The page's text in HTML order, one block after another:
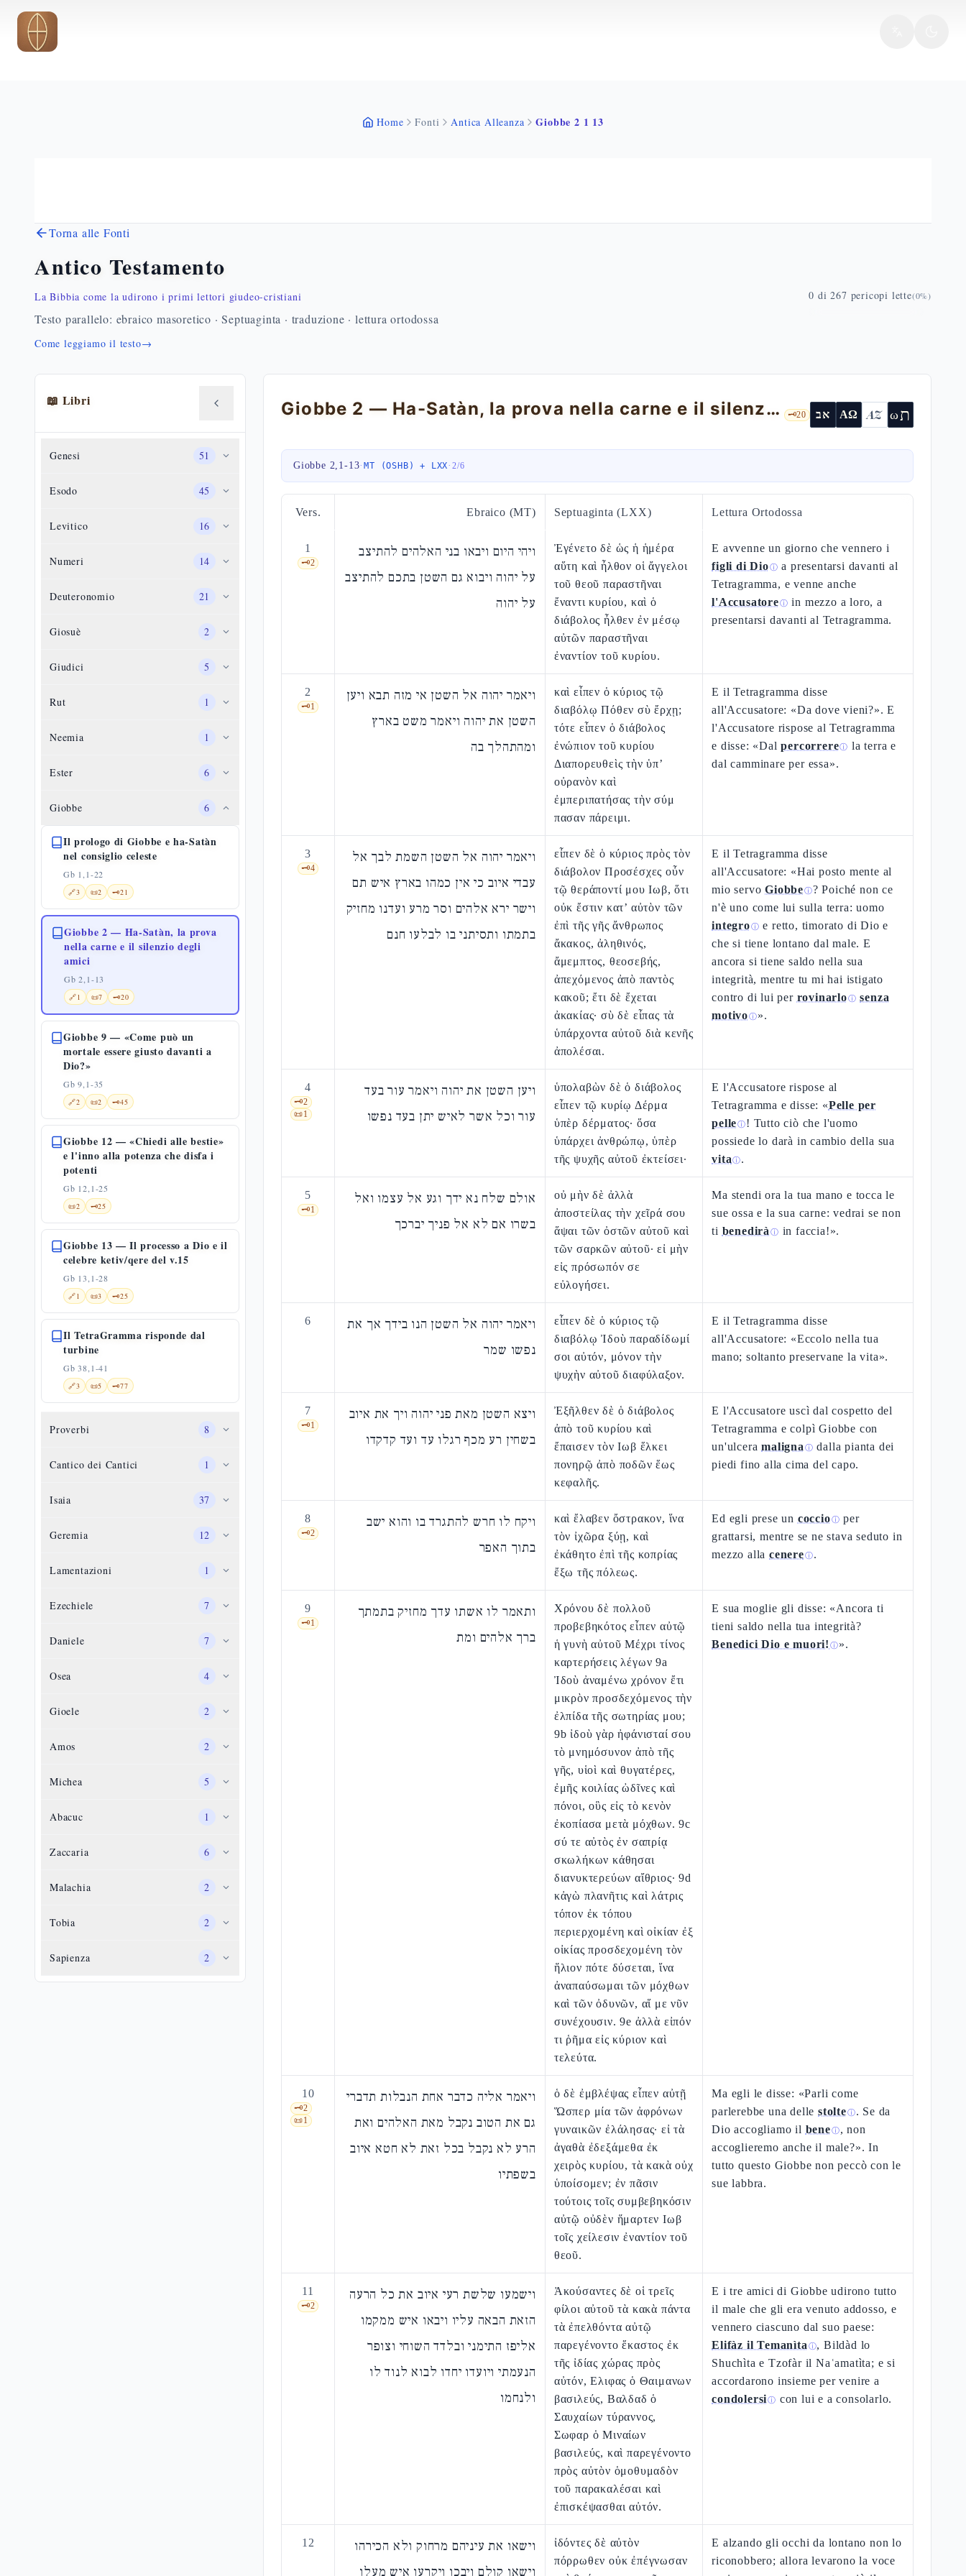
Vai al contenuto principale
Home Fonti Antica Alleanza Giobbe 2 1 13
Torna alle Fonti
Antico Testamento
La Bibbia come la udirono i primi lettori giudeo-cristiani
Testo parallelo: ebraico masoretico · Septuaginta · traduzione · lettura ortodossa
Come leggiamo il testo→
0 di 267 pericopi lette(0%)
📖 Libri
Genesi 51
Esodo 45
Levitico 16
Numeri 14
Deuteronomio 21
Giosuè 2
Giudici 5
Rut 1
Neemia 1
Ester 6
Giobbe 6
Il prologo di Giobbe e ha-Satàn
nel consiglio celeste
Gb 1,1-22
🔗3 📜2 🗝️21
Giobbe 2 — Ha-Satàn, la prova
nella carne e il silenzio degli
amici
Gb 2,1-13
🔗1 📜7 🗝️20
Giobbe 9 — «Come può un
mortale essere giusto davanti a
Dio?»
Gb 9,1-35
🔗2 📜2 🗝️45
Giobbe 12 — «Chiedi alle bestie»
e l'inno alla potenza che disfa i
potenti
Gb 12,1-25
📜2 🗝️25
Giobbe 13 — Il processo a Dio e il
celebre ketiv/qere del v.15
Gb 13,1-28
🔗1 📜3 🗝️25
Il TetraGramma risponde dal
turbine
Gb 38,1-41
🔗3 📜5 🗝️77
Proverbi 8
Cantico dei Cantici 1
Isaia 37
Geremia 12
Lamentazioni 1
Ezechiele 7
Daniele 7
Osea 4
Gioele 2
Amos 2
Michea 5
Abacuc 1
Zaccaria 6
Malachia 2
Tobia 2
Sapienza 2
Giobbe 2 — Ha-Satàn, la prova nella carne e il silenzio degli amici 🗝️20 אב ΑΩ AZ ωת
Giobbe 2,1-13·MT (OSHB) + LXX·2/6
Vers. Ebraico (MT) Septuaginta (LXX) Lettura Ortodossa
1
🗝️2
ויהי היום ויבאו בני האלהים להתיצב
על יהוה ויבוא גם השטן בתכם להתיצב
על יהוה
Ἐγένετο δὲ ὡς ἡ ἡμέρα
αὕτη καὶ ἦλθον οἱ ἄγγελοι
τοῦ θεοῦ παραστῆναι
ἔναντι κυρίου, καὶ ὁ
διάβολος ἦλθεν ἐν μέσῳ
αὐτῶν παραστῆναι
ἐναντίον τοῦ κυρίου.
E avvenne un giorno che vennero i
figli di Dioⓘ a presentarsi davanti al
Tetragramma, e venne anche
l'Accusatoreⓘ in mezzo a loro, a
presentarsi davanti al Tetragramma.
2
🗝️1
ויאמר יהוה אל השטן אי מזה תבא ויען
השטן את יהוה ויאמר משט בארץ
ומהתהלך בה
καὶ εἶπεν ὁ κύριος τῷ
διαβόλῳ Πόθεν σὺ ἔρχῃ;
τότε εἶπεν ὁ διάβολος
ἐνώπιον τοῦ κυρίου
Διαπορευθεὶς τὴν ὑπ’
οὐρανὸν καὶ
ἐμπεριπατήσας τὴν σύμ
πασαν πάρειμι.
E il Tetragramma disse
all'Accusatore: «Da dove vieni?». E
l'Accusatore rispose al Tetragramma
e disse: «Dalpercorrereⓘ la terra e
dal camminare per essa».
3
🗝️4
ויאמר יהוה אל השטן השמת לבך אל
עבדי איוב כי אין כמהו בארץ איש תם
וישר ירא אלהים וסר מרע ועדנו מחזיק
בתמתו ותסיתני בו לבלעו חנם
εἶπεν δὲ ὁ κύριος πρὸς τὸν
διάβολον Προσέσχες οὖν
τῷ θεράποντί μου Ιωβ, ὅτι
οὐκ ἔστιν κατ’ αὐτὸν τῶν
ἐπὶ τῆς γῆς ἄνθρωπος
ἄκακος, ἀληθινός,
ἄμεμπτος, θεοσεβής,
ἀπεχόμενος ἀπὸ παντὸς
κακοῦ; ἔτι δὲ ἔχεται
ἀκακίας· σὺ δὲ εἶπας τὰ
ὑπάρχοντα αὐτοῦ διὰ κενῆς
ἀπολέσαι.
E il Tetragramma disse
all'Accusatore: «Hai posto mente al
mio servoGiobbeⓘ? Poiché non ce
n'è uno come lui sulla terra: uomo
integroⓘ e retto, timorato di Dio e
che si tiene lontano dal male. E
ancora si tiene saldo nella sua
integrità, mentre tu mi hai istigato
contro di lui per rovinarloⓘ senza
motivoⓘ».
4
🗝️2
📜1
ויען השטן את יהוה ויאמר עור בעד
עור וכל אשר לאיש יתן בעד נפשו
ὑπολαβὼν δὲ ὁ διάβολος
εἶπεν τῷ κυρίῳ Δέρμα
ὑπὲρ δέρματος· ὅσα
ὑπάρχει ἀνθρώπῳ, ὑπὲρ
τῆς ψυχῆς αὐτοῦ ἐκτείσει·
E l'Accusatore rispose al
Tetragramma e disse: «Pelle per
pelleⓘ! Tutto ciò che l'uomo
possiede lo darà in cambio della sua
vita ⓘ.
5
🗝️1
אולם שלח נא ידך וגע אל עצמו ואל
בשרו אם לא אל פניך יברכך
οὐ μὴν δὲ ἀλλὰ
ἀποστείλας τὴν χεῖρά σου
ἅψαι τῶν ὀστῶν αὐτοῦ καὶ
τῶν σαρκῶν αὐτοῦ· εἰ μὴν
εἰς πρόσωπόν σε
εὐλογήσει.
Ma stendi ora la tua mano e tocca le
sue ossa e la sua carne: vedrai se non
ti benedirà ⓘ in faccia!».
6
ויאמר יהוה אל השטן הנו בידך אך את
נפשו שמר
εἶπεν δὲ ὁ κύριος τῷ
διαβόλῳ Ἰδοὺ παραδίδωμί
σοι αὐτόν, μόνον τὴν
ψυχὴν αὐτοῦ διαφύλαξον.
E il Tetragramma disse
all'Accusatore: «Eccolo nella tua
mano; soltanto preservane la vita».
7
🗝️1
ויצא השטן מאת פני יהוה ויך את איוב
בשחין רע מכף רגלו עד ועד קדקדו
Ἐξῆλθεν δὲ ὁ διάβολος
ἀπὸ τοῦ κυρίου καὶ
ἔπαισεν τὸν Ιωβ ἕλκει
πονηρῷ ἀπὸ ποδῶν ἕως
κεφαλῆς.
E l'Accusatore uscì dal cospetto del
Tetragramma e colpì Giobbe con
un'ulceramaligna ⓘ dalla pianta dei
piedi fino alla cima del capo.
8
🗝️2
ויקח לו חרש להתגרד בו והוא ישב
בתוך האפר
καὶ ἔλαβεν ὄστρακον, ἵνα
τὸν ἰχῶρα ξύῃ, καὶ
ἐκάθητο ἐπὶ τῆς κοπρίας
ἔξω τῆς πόλεως.
Ed egli prese un coccioⓘ per
grattarsi, mentre se ne stava seduto in
mezzo allacenereⓘ.
9
🗝️1
ותאמר לו אשתו עדך מחזיק בתמתך
ברך אלהים ומת
Χρόνου δὲ πολλοῦ
προβεβηκότος εἶπεν αὐτῷ
ἡ γυνὴ αὐτοῦ Μέχρι τίνος
καρτερήσεις λέγων 9a
Ἰδοὺ ἀναμένω χρόνον ἔτι
μικρὸν προσδεχόμενος τὴν
ἐλπίδα τῆς σωτηρίας μου;
9b ἰδοὺ γὰρ ἠφάνισταί σου
τὸ μνημόσυνον ἀπὸ τῆς
γῆς, υἱοὶ καὶ θυγατέρες,
ἐμῆς κοιλίας ὠδῖνες καὶ
πόνοι, οὓς εἰς τὸ κενὸν
ἐκοπίασα μετὰ μόχθων. 9c
σύ τε αὐτὸς ἐν σαπρίᾳ
σκωλήκων κάθησαι
διανυκτερεύων αἴθριος· 9d
κἀγὼ πλανῆτις καὶ λάτρις
τόπον ἐκ τόπου
περιερχομένη καὶ οἰκίαν ἐξ
οἰκίας προσδεχομένη τὸν
ἥλιον πότε δύσεται, ἵνα
ἀναπαύσωμαι τῶν μόχθων
καὶ τῶν ὀδυνῶν, αἵ με νῦν
συνέχουσιν. 9e ἀλλὰ εἰπόν
τι ῥῆμα εἰς κύριον καὶ
τελεύτα.
E sua moglie gli disse: «Ancora ti
tieni saldo nella tua integrità?
Benedici Dio e muori! ⓘ».
10
🗝️2
📜1
ויאמר אליה כדבר אחת הנבלות תדברי
גם את הטוב נקבל מאת האלהים ואת
הרע לא נקבל בכל זאת לא חטא איוב
בשפתיו
ὁ δὲ ἐμβλέψας εἶπεν αὐτῇ
Ὥσπερ μία τῶν ἀφρόνων
γυναικῶν ἐλάλησας· εἰ τὰ
ἀγαθὰ ἐδεξάμεθα ἐκ
χειρὸς κυρίου, τὰ κακὰ οὐχ
ὑποίσομεν; ἐν πᾶσιν
τούτοις τοῖς συμβεβηκόσιν
αὐτῷ οὐδὲν ἥμαρτεν Ιωβ
τοῖς χείλεσιν ἐναντίον τοῦ
θεοῦ.
Ma egli le disse: «Parli come
parlerebbe una dellestolteⓘ. Se da
Dio accogliamo il beneⓘ, non
accoglieremo anche il male?». In
tutto questo Giobbe non peccò con le
sue labbra.
11
🗝️2
וישמעו שלשת רעי איוב את כל הרעה
הזאת הבאה עליו ויבאו איש ממקמו
אליפז התימני ובלדד השוחי וצופר
הנעמתי ויועדו יחדו לבוא לנוד לו
ולנחמו
Ἀκούσαντες δὲ οἱ τρεῖς
φίλοι αὐτοῦ τὰ κακὰ πάντα
τὰ ἐπελθόντα αὐτῷ
παρεγένοντο ἕκαστος ἐκ
τῆς ἰδίας χώρας πρὸς
αὐτόν, Ελιφας ὁ Θαιμανων
βασιλεύς, Βαλδαδ ὁ
Σαυχαίων τύραννος,
Σωφαρ ὁ Μιναίων
βασιλεύς, καὶ παρεγένοντο
πρὸς αὐτὸν ὁμοθυμαδὸν
τοῦ παρακαλέσαι καὶ
ἐπισκέψασθαι αὐτόν.
E i tre amici di Giobbe udirono tutto
il male che gli era venuto addosso, e
vennero ciascuno dal suo paese:
Elifàz il Temanìta ⓘ, Bildàd lo
Shuchìta e Tzofàr il Naʿamatìta; e si
accordarono insieme per venire a
condolersiⓘ con lui e a consolarlo.
12
וישאו את עיניהם מרחוק ולא הכירהו
וישאו קולם ויבכו ויקרעו איש מעלו
ἰδόντες δὲ αὐτὸν
πόρρωθεν οὐκ ἐπέγνωσαν
E alzando gli occhi da lontano non lo
riconobbero; allora levarono la voce